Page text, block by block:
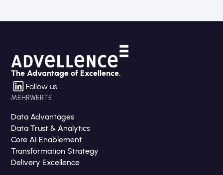
The Advantage of Excellence.
Follow us
MEHRWERTE
Data Advantages
Data Trust & Analytics
Core AI Enablement
Transformation Strategy
Delivery Excellence